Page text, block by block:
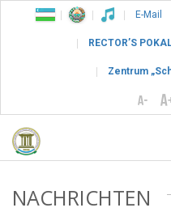
E-Mail
RECTOR’S
Zentrum
NACHRICHTEN